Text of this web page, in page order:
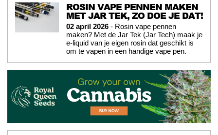
ROSIN VAPE PENNEN MAKEN
MET JAR TEK, ZO DOE JE DAT!
02 april 2026 - Rosin vape pennen
maken? Met de Jar Tek (Jar Tech) maak je
e-liquid van je eigen rosin dat geschikt is
om te vapen in een handige vape pen.